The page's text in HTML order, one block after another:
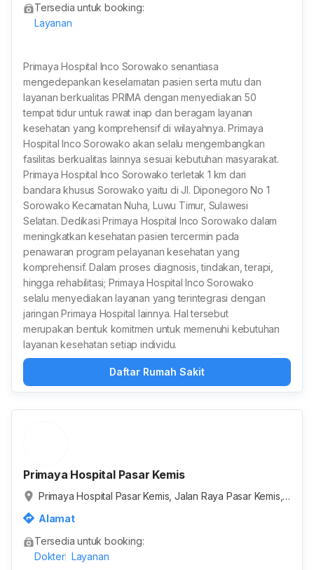
Tersedia untuk booking:
Layanan
Primaya Hospital Inco Sorowako senantiasa
mengedepankan keselamatan pasien serta mutu dan
layanan berkualitas PRIMA dengan menyediakan 50
tempat tidur untuk rawat inap dan beragam layanan
kesehatan yang komprehensif di wilayahnya. Primaya
Hospital Inco Sorowako akan selalu mengembangkan
fasilitas berkualitas lainnya sesuai kebutuhan masyarakat.
Primaya Hospital Inco Sorowako terletak 1 km dari
bandara khusus Sorowako yaitu di Jl. Diponegoro No 1
Sorowako Kecamatan Nuha, Luwu Timur, Sulawesi
Selatan. Dedikasi Primaya Hospital Inco Sorowako dalam
meningkatkan kesehatan pasien tercermin pada
penawaran program pelayanan kesehatan yang
komprehensif. Dalam proses diagnosis, tindakan, terapi,
hingga rehabilitasi; Primaya Hospital Inco Sorowako
selalu menyediakan layanan yang terintegrasi dengan
jaringan Primaya Hospital lainnya. Hal tersebut
merupakan bentuk komitmen untuk memenuhi kebutuhan
layanan kesehatan setiap individu.
Daftar Rumah Sakit
Primaya Hospital Pasar Kemis
Primaya Hospital Pasar Kemis, Jalan Raya Pasar Kemis,
Alamat
Tersedia untuk booking:
Dokter Layanan